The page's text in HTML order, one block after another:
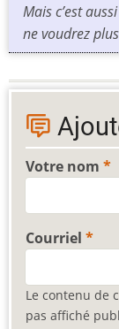
Mais c’est
ne voudrez
Votre nom
Courriel
Le contenu de
pas affiché